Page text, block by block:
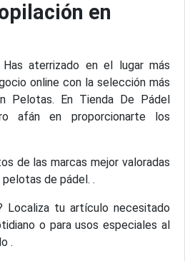
en
aterrizado en el lugar más
online con la selección más
Pelotas. En Tienda De Pádel
afán en proporcionarte los
de las marcas mejor valoradas
de pádel. .
Localiza tu artículo necesitado
o para usos especiales al
.